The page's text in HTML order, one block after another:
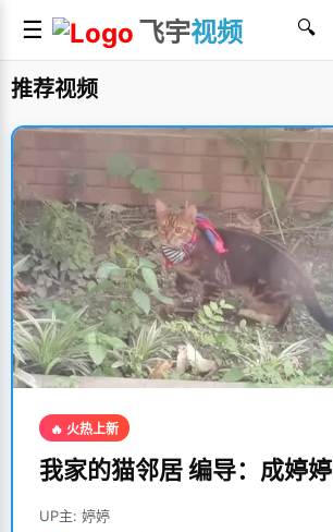
☰ 飞宇视频 🔍
推荐视频
🔥 火热上新
我家的猫邻居 编导：成婷婷
UP主: 婷婷